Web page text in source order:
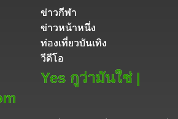
ข่าวกีฬา
ข่าวหน้าหนึ่ง
ท่องเที่ยวบันเทิง
วีดีโอ
Yes กูว่ามันใช่ |